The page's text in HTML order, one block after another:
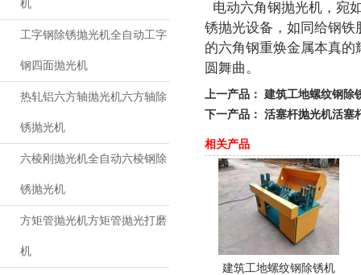
机
工字钢除锈抛光机全自动工字
钢四面抛光机
热轧铝六方轴抛光机六方轴除
锈抛光机
六棱刚抛光机全自动六棱钢除
锈抛光机
方矩管抛光机方矩管抛光打磨
机
电动六角钢抛光机，宛
锈抛光设备，如同给钢
的六角钢重焕金属本真
圆舞曲。
上一产品： 建筑工地螺纹钢除
下一产品： 活塞杆抛光机活塞
相关产品
建筑工地螺纹钢除锈机